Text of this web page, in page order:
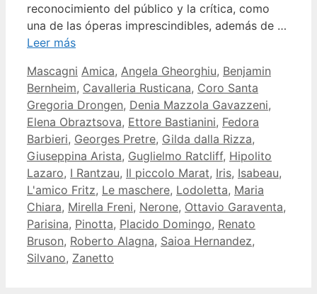
reconocimiento del público y la crítica, como
una de las óperas imprescindibles, además de …
Leer más
Categorías
Mascagni Etiquetas
Amica, Angela Gheorghiu, Benjamin
Bernheim, Cavalleria Rusticana, Coro Santa
Gregoria Drongen, Denia Mazzola Gavazzeni,
Elena Obraztsova, Ettore Bastianini, Fedora
Barbieri, Georges Pretre, Gilda dalla Rizza,
Giuseppina Arista, Guglielmo Ratcliff, Hipolito
Lazaro, I Rantzau, Il piccolo Marat, Iris, Isabeau,
L'amico Fritz, Le maschere, Lodoletta, Maria
Chiara, Mirella Freni, Nerone, Ottavio Garaventa,
Parisina, Pinotta, Placido Domingo, Renato
Bruson, Roberto Alagna, Saioa Hernandez,
Silvano, Zanetto